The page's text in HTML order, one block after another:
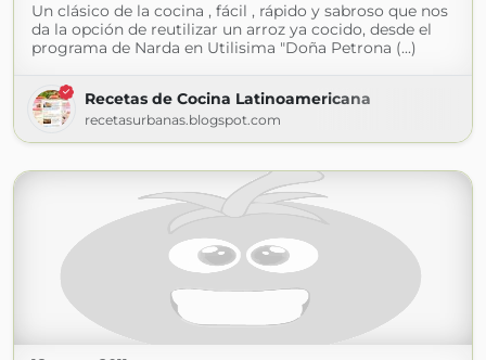
Un clásico de la cocina , fácil , rápido y sabroso que nos
da la opción de reutilizar un arroz ya cocido, desde el
programa de Narda en Utilisima "Doña Petrona (...)
Recetas de Cocina Latinoamericana
recetasurbanas.blogspot.com